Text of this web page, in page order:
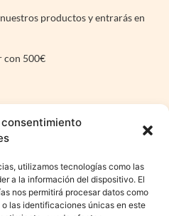
utilizamos tecnologías como las
a la información del dispositivo. El
nos permitirá procesar datos como
las identificaciones únicas en este
productos y entrarás en
con 500€
en los
Carrefour?
para participar en el